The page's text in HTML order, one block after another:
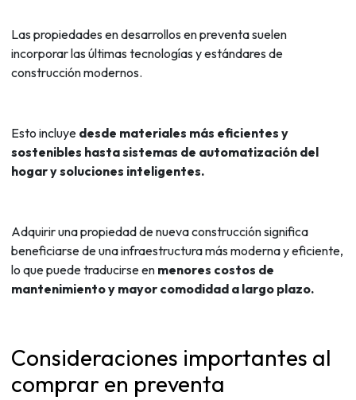
Las propiedades en desarrollos en preventa suelen
incorporar las últimas tecnologías y estándares de
construcción modernos.
Esto incluye desde materiales más eficientes y
sostenibles hasta sistemas de automatización del
hogar y soluciones inteligentes.
Adquirir una propiedad de nueva construcción significa
beneficiarse de una infraestructura más moderna y eficiente,
lo que puede traducirse en menores costos de
mantenimiento y mayor comodidad a largo plazo.
Consideraciones importantes al
comprar en preventa